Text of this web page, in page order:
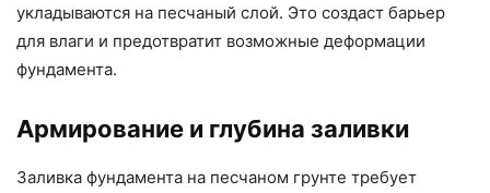
укладываются на песчаный слой. Это создаст барьер
для влаги и предотвратит возможные деформации
фундамента.
Армирование и глубина заливки
Заливка фундамента на песчаном грунте требует